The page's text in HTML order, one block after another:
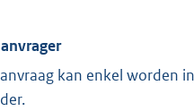
kan enkel worden